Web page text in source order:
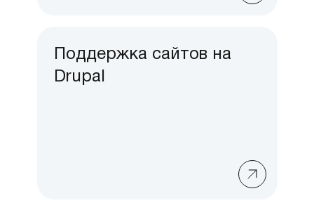
Поддержка сайтов на
Drupal